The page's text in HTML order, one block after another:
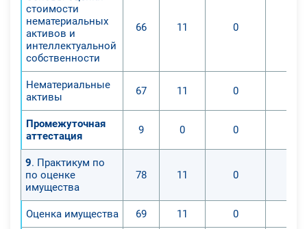
стоимости
нематериальных
активов и
интеллектуальной
собственности
66 11 0
Нематериальные
активы
67 11 0
Промежуточная
аттестация
9 0 0
9. Практикум по
по оценке
имущества
78 11 0
Оценка имущества 69 11 0